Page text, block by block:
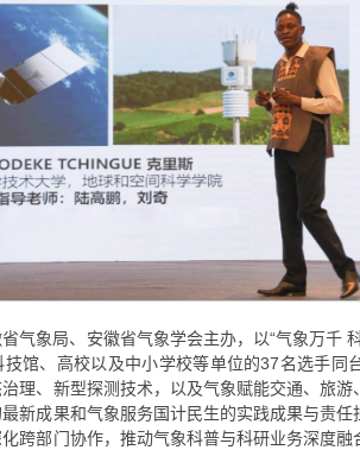
气象局、安徽省气象学会主办，以“气象万千
馆、高校以及中小学校等单位的37名选手同
理、新型探测技术，以及气象赋能交通、旅
新成果和气象服务国计民生的实践成果与责
跨部门协作，推动气象科普与科研业务深度